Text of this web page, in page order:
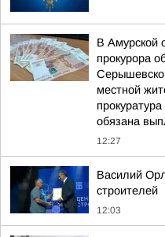
В Амурской
прокурора
местной
обязана
12:27
Василий
строителей
12:03